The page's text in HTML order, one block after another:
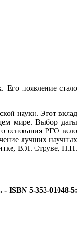
Его появление стало
науки. Этот вклад
мире. Выбор даты
основания РГО вело
лучших научных
В.Я. Струве, П.П.
ISBN 5-353-01048-5: